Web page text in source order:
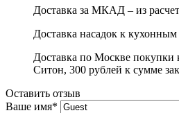
Доставка за МКАД – из
Доставка насадок к
Доставка по Москве
Ситон, 300 рублей к сумме
Оставить отзыв
Ваше имя*